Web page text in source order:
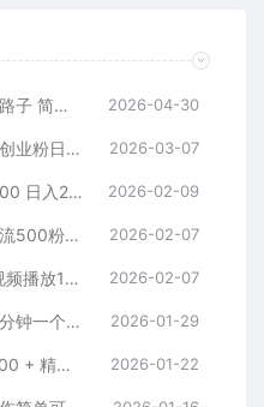
不开店也能引流！电商评论野路子 简单粗暴 有手就能做 2026-04-30
抖音破局！不封号截流玩法，创业粉日涨 200 + 实操指南 2026-03-07
2026电商引流新玩法，日引200 日入2500+ 2026-02-09
抖音一张图片，一段文案日引流500粉，新手小白，轻松上手 2026-02-07
2026年引爆流量技术，一条视频播放100W＋，无脑发，小白轻松上手 2026-02-07
最新抖音引流创业粉模板！几分钟一个视频，非常暴力，小白直接可上手操作！ 2026-01-29
别再瞎引流！一招搞定单日 500 + 精准粉，微信直接爆仓 2026-01-22